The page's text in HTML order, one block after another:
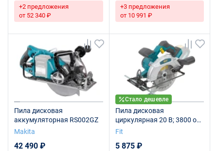
+2 предложения
от 52 340 ₽
+3 предложения
от 10 991 ₽
Пила дисковая
аккумуляторная RS002GZ
Makita
42 490 ₽
Стало дешевле
Пила дисковая
циркулярная 20 В; 3800 об/
мин; 165/20 мм; 2,3 кг; рез.
Fit
5 875 ₽